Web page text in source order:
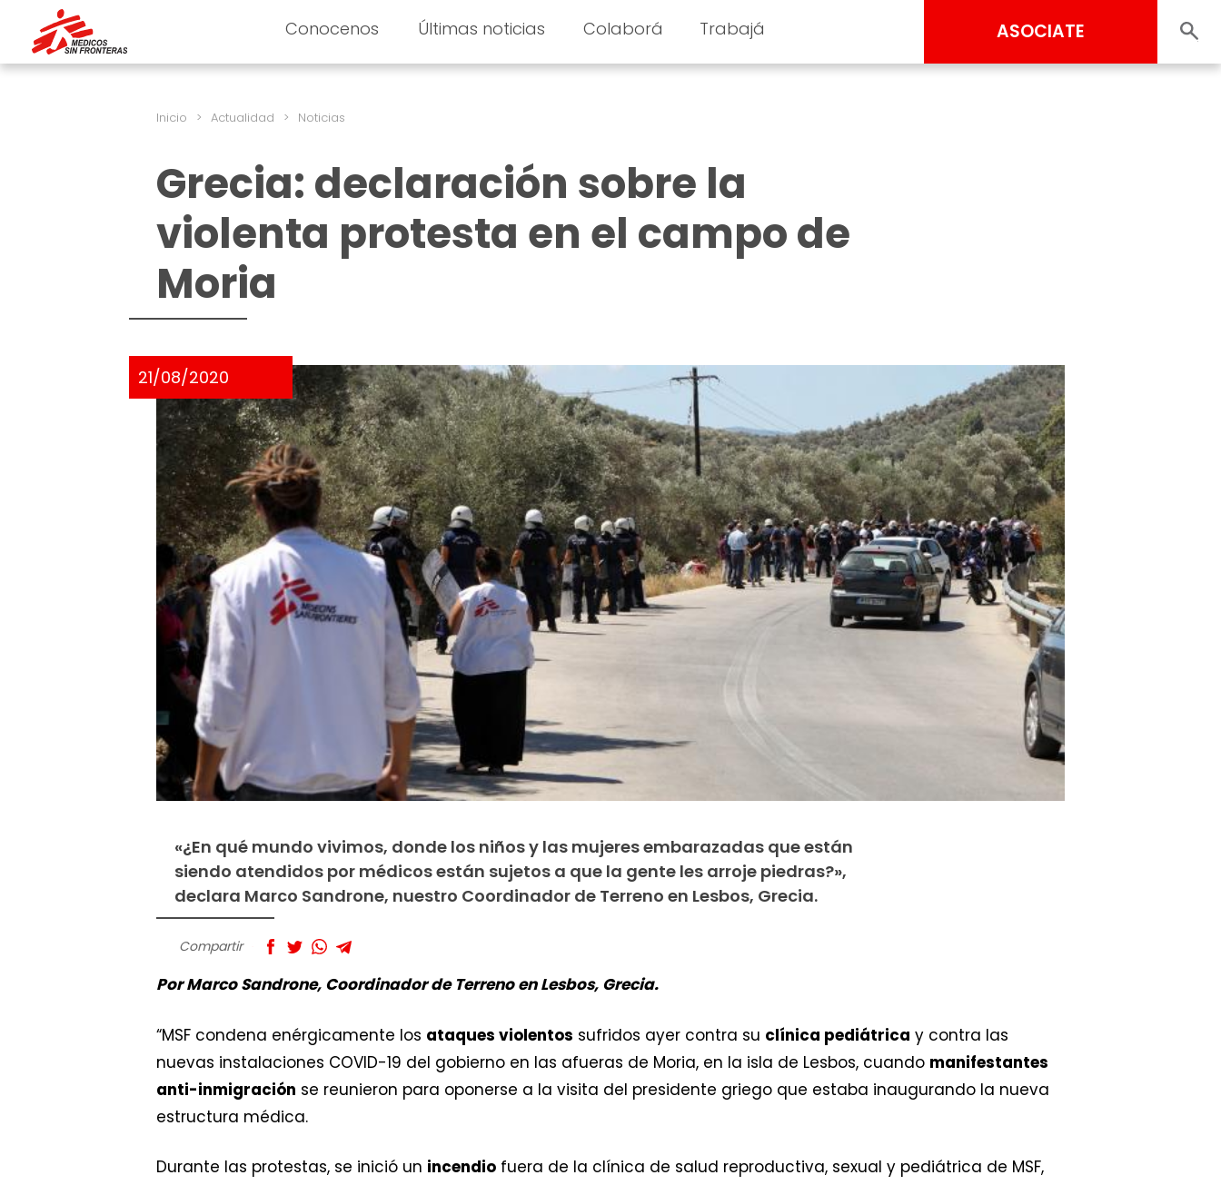
Conocenos Últimas noticias Colaborá Trabajá ASOCIATE
Inicio > Actualidad > Noticias
Grecia: declaración sobre la
violenta protesta en el campo de
Moria
21/08/2020
«¿En qué mundo vivimos, donde los niños y las mujeres embarazadas que están
siendo atendidos por médicos están sujetos a que la gente les arroje piedras?»,
declara Marco Sandrone, nuestro Coordinador de Terreno en Lesbos, Grecia.
Compartir
Por Marco Sandrone, Coordinador de Terreno en Lesbos, Grecia.
“MSF condena enérgicamente los ataques violentos sufridos ayer contra su clínica pediátrica y contra las
nuevas instalaciones COVID-19 del gobierno en las afueras de Moria, en la isla de Lesbos, cuando manifestantes
anti-inmigración se reunieron para oponerse a la visita del presidente griego que estaba inaugurando la nueva
estructura médica.
Durante las protestas, se inició un incendio fuera de la clínica de salud reproductiva, sexual y pediátrica de MSF,